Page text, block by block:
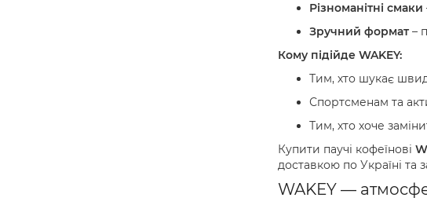
Різноманітні смаки
Зручний формат–
Кому підійде WAKEY:
Тим, хто шукає
Спортсменам та
Тим, хто хоче
Купити паучі кофеїнові
доставкою по Україні
WAKEY —